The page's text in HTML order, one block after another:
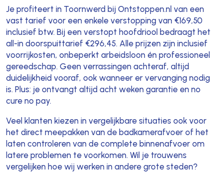
Je profiteert in Toornwerd bij Ontstoppen.nl van een
vast tarief voor een enkele verstopping van €169,50
inclusief btw. Bij een verstopt hoofdriool bedraagt het
all-in doorspuittarief €296,45. Alle prijzen zijn inclusief
voorrijkosten, onbeperkt arbeidsloon én professioneel
gereedschap. Geen verrassingen achteraf, altijd
duidelijkheid vooraf, ook wanneer er vervanging nodig
is. Plus: je ontvangt altijd acht weken garantie en no
cure no pay.
Veel klanten kiezen in vergelijkbare situaties ook voor
het direct meepakken van de badkamerafvoer of het
laten controleren van de complete binnenafvoer om
latere problemen te voorkomen. Wil je trouwens
vergelijken hoe wij werken in andere grote steden?